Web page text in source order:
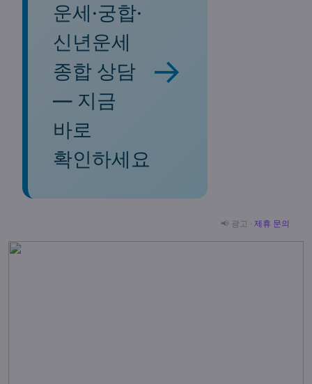
운세·궁합·
신년운세
종합 상담
— 지금
바로
확인하세요
→
📢 광고 · 제휴 문의